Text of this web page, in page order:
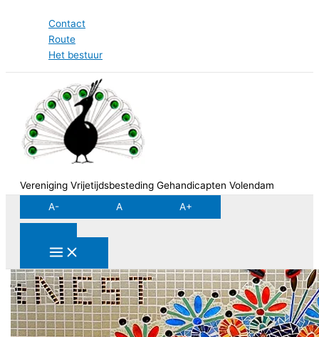
Contact
Route
Het bestuur
Vereniging Vrijetijdsbesteding Gehandicapten Volendam
A-
A A+